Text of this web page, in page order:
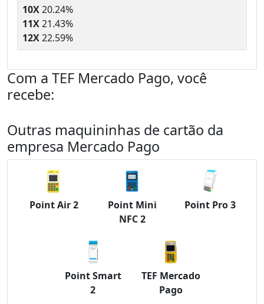
10X20.24%
11X21.43%
12X22.59%
Com a TEF Mercado Pago, você
recebe:
Outras maquininhas de cartão da
empresa Mercado Pago
Point Air 2
Point Mini
NFC 2
Point Pro 3
Point Smart
2
TEF Mercado
Pago